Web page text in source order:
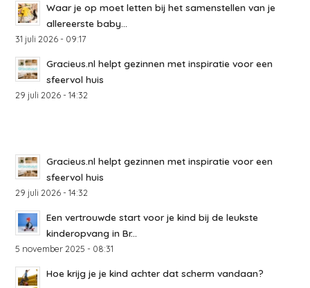
Waar je op moet letten bij het samenstellen van je
allereerste baby...
31 juli 2026 - 09:17
Gracieus.nl helpt gezinnen met inspiratie voor een
sfeervol huis
29 juli 2026 - 14:32
Gracieus.nl helpt gezinnen met inspiratie voor een
sfeervol huis
29 juli 2026 - 14:32
Een vertrouwde start voor je kind bij de leukste
kinderopvang in Br...
5 november 2025 - 08:31
Hoe krijg je je kind achter dat scherm vandaan?